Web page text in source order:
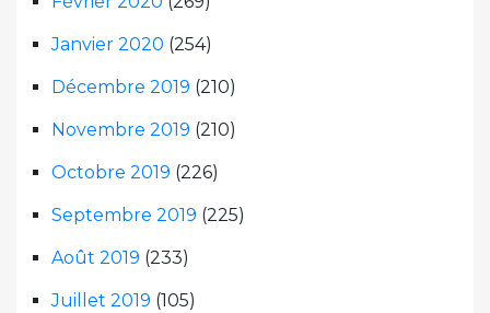
Janvier 2020 (254)
Décembre 2019 (210)
Novembre 2019 (210)
Octobre 2019 (226)
Septembre 2019 (225)
Août 2019 (233)
Juillet 2019 (105)